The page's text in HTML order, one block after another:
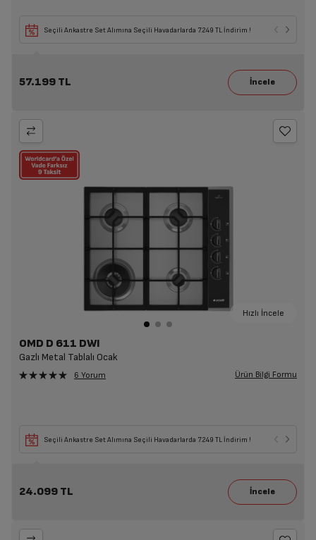
Seçili Ankastre Set Alımına Seçili Havadarlarda 7.249 TL İndirim !
57.199 TL
Hızlı İncele
OMD D 611 DWI
Gazlı Metal Tablalı Ocak
6 Yorum Ürün Bilgi Formu
Seçili Ankastre Set Alımına Seçili Havadarlarda 7.249 TL İndirim !
24.099 TL